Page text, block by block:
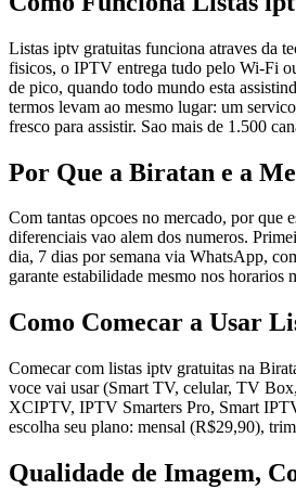
Listas iptv gratuitas funciona atraves da
fisicos, o IPTV entrega tudo pelo Wi-Fi
de pico, quando todo mundo esta
termos levam ao mesmo lugar: um
fresco para assistir. Sao mais de 1.500
Por Que a Biratan e a
Com tantas opcoes no mercado, por que
diferenciais vao alem dos numeros.
dia, 7 dias por semana via WhatsApp,
garante estabilidade mesmo nos
Como Comecar a Usar
Comecar com listas iptv gratuitas na
voce vai usar (Smart TV, celular, TV
XCIPTV, IPTV Smarters Pro, Smart
escolha seu plano: mensal (R$29,90),
Qualidade de Imagem,